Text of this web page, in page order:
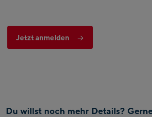
Jetzt anmelden
Du willst noch mehr Details?